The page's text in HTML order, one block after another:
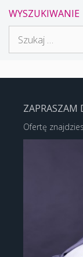
WYSZUKIWANIE
ZAPRASZAM
Ofertę